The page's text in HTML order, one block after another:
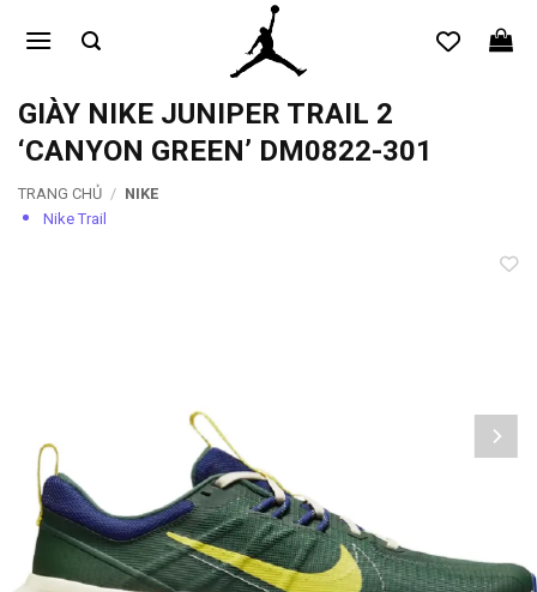
qua
dungGIÀY NIKE JUNIPER TRAIL 2
‘CANYON GREEN’ DM0822-301
TRANG CHỦ / NIKE
Nike Trail